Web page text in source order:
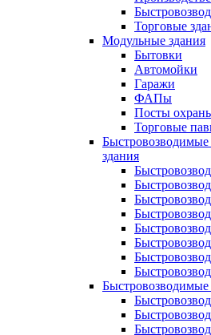
Торговые
Модульные здания
Бытовки
Автомойки
Гаражи
ФАПы
Посты
Торговые
здания
Быстровозводимые